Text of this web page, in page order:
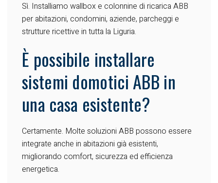
Sì. Installiamo wallbox e colonnine di ricarica ABB
per abitazioni, condomini, aziende, parcheggi e
strutture ricettive in tutta la Liguria.
È possibile installare
sistemi domotici ABB in
una casa esistente?
Certamente. Molte soluzioni ABB possono essere
integrate anche in abitazioni già esistenti,
migliorando comfort, sicurezza ed efficienza
energetica.